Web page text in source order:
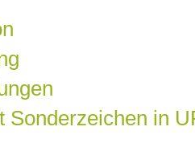
Sonderzeichen in